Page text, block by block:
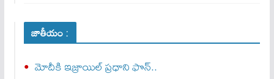
జాతీయం :
మోదీకి ఇజ్రాయిల్ ప్ర‌ధాని ఫొన్..